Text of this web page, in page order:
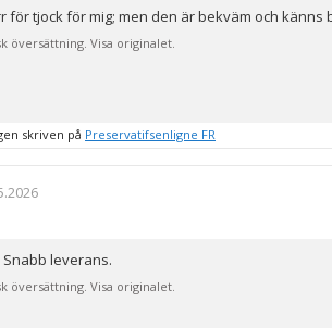
för tjock för mig; men den är bekväm och känns
översättning. Visa originalet.
skriven på Preservatifsenligne FR
leverans.
översättning. Visa originalet.